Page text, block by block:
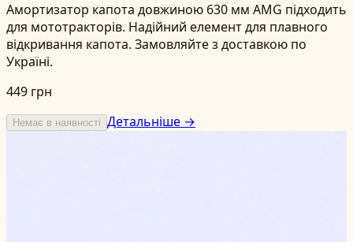
Амортизатор капота довжиною 630 мм AMG підходить
для мототракторів. Надійний елемент для плавного
відкривання капота. Замовляйте з доставкою по
Україні.
449 грн
Немає в наявності Детальніше →